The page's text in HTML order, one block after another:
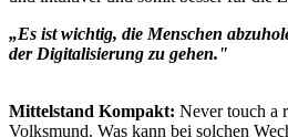
„Es ist wichtig, die Menschen
der Digitalisierung zu gehen."
Mittelstand Kompakt: Never touch a
Volksmund. Was kann bei solchen